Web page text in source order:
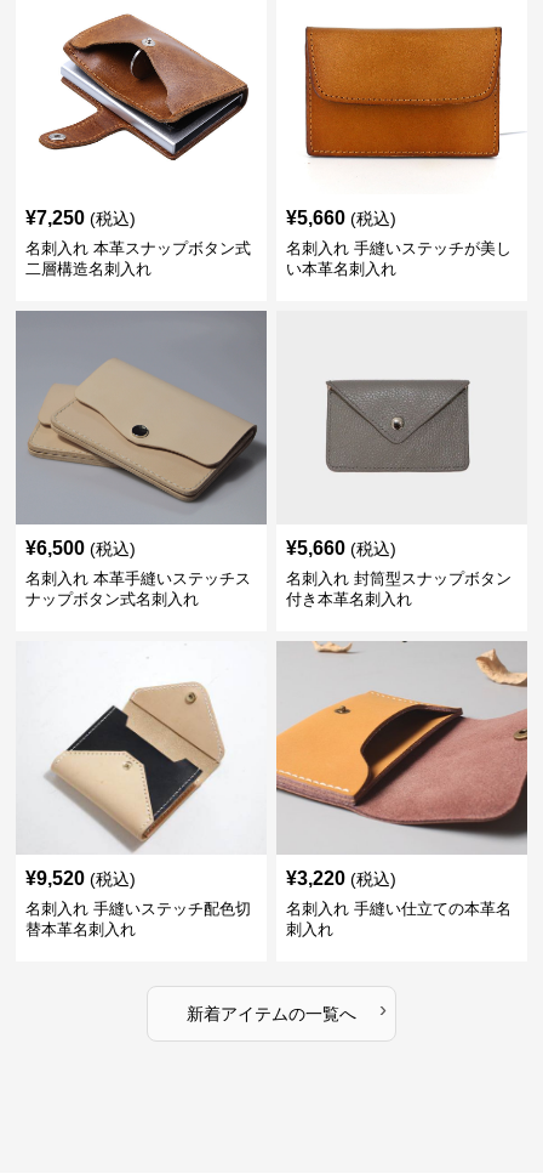
¥7,250 (税込)
名刺入れ 本革スナップボタン式
二層構造名刺入れ
¥5,660 (税込)
名刺入れ 手縫いステッチが美し
い本革名刺入れ
¥6,500 (税込)
名刺入れ 本革手縫いステッチス
ナップボタン式名刺入れ
¥5,660 (税込)
名刺入れ 封筒型スナップボタン
付き本革名刺入れ
¥9,520 (税込)
名刺入れ 手縫いステッチ配色切
替本革名刺入れ
¥3,220 (税込)
名刺入れ 手縫い仕立ての本革名
刺入れ
新着アイテムの一覧へ ›